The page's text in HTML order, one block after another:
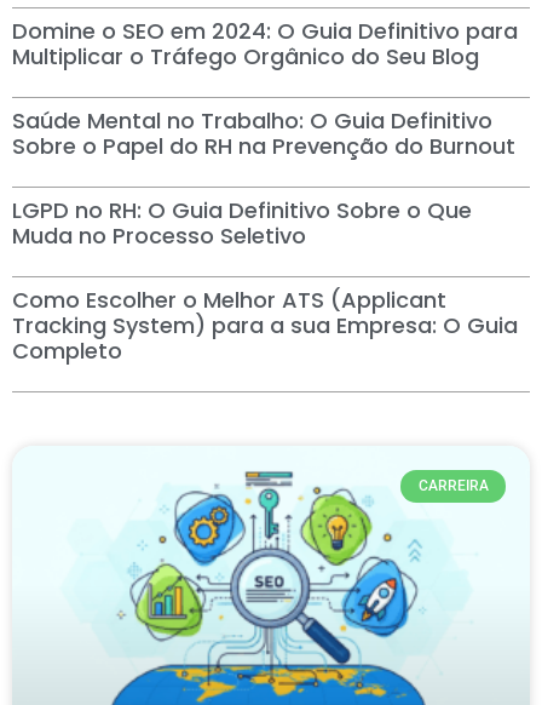
Domine o SEO em 2024: O Guia Definitivo para
Multiplicar o Tráfego Orgânico do Seu Blog
Saúde Mental no Trabalho: O Guia Definitivo
Sobre o Papel do RH na Prevenção do Burnout
LGPD no RH: O Guia Definitivo Sobre o Que
Muda no Processo Seletivo
Como Escolher o Melhor ATS (Applicant
Tracking System) para a sua Empresa: O Guia
Completo
CARREIRA